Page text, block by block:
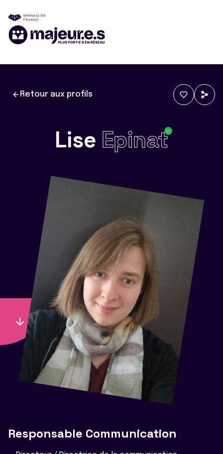
Retour aux profils
Lise Epinat
Responsable Communication